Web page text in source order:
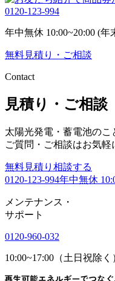
0120-123-994
年中無休 10:00~20:00 (
無料見積り・ご相談
Contact
見積り・ご相談
太陽光発電・蓄電池の
ご質問・ご相談はお気軽
無料見積り相談する
0120-123-994年中無休
メンテナンス ・
サポート
0120-960-032
10:00~17:00（土日祝除く